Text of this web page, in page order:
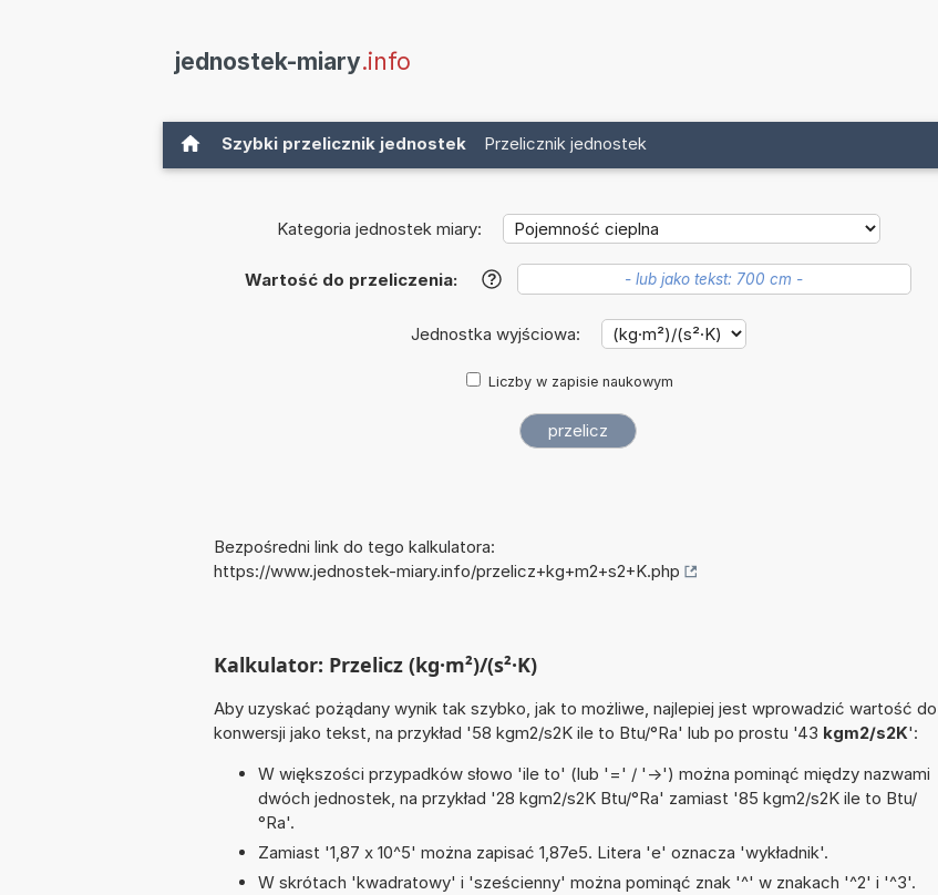
jednostek-miary.info
Szybki przelicznik jednostek Przelicznik jednostek
Kategoria jednostek miary:
Wartość do przeliczenia: ?
Jednostka wyjściowa:
Liczby w zapisie naukowym
Bezpośredni link do tego kalkulatora:
https://www.jednostek-miary.info/przelicz+kg+m2+s2+K.php
Kalkulator: Przelicz (kg·m²)/(s²·K)
Aby uzyskać pożądany wynik tak szybko, jak to możliwe, najlepiej jest wprowadzić wartość do
konwersji jako tekst, na przykład '58 kgm2/s2K ile to Btu/°Ra' lub po prostu '43 kgm2/s2K':
W większości przypadków słowo 'ile to' (lub '=' / '->') można pominąć między nazwami
dwóch jednostek, na przykład '28 kgm2/s2K Btu/°Ra' zamiast '85 kgm2/s2K ile to Btu/
°Ra'.
Zamiast '1,87 x 10^5' można zapisać 1,87e5. Litera 'e' oznacza 'wykładnik'.
W skrótach 'kwadratowy' i 'sześcienny' można pominąć znak '^' w znakach '^2' i '^3'.